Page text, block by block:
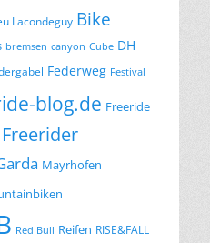
Lacondeguy Bike
bremsen canyon Cube DH
Federweg Festival
blog.de Freeride
Freerider
Mayrhofen
Red Bull Reifen RISE&FALL